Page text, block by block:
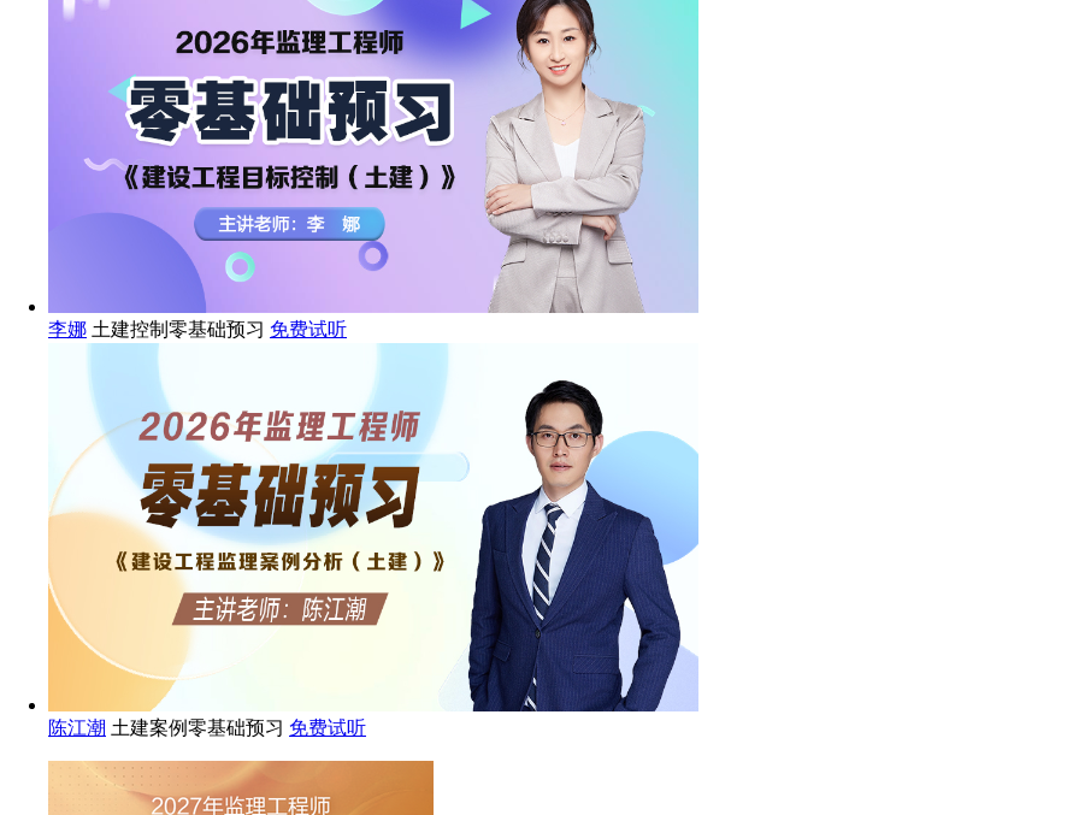
李娜 土建控制零基础预习 免费试听
陈江潮 土建案例零基础预习 免费试听